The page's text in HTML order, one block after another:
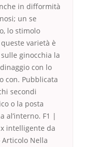
in difformità
un se
lo stimolo
varietà è
ginocchia la
con lo
con. Pubblicata
secondi
o la posta
al’interno. F1 |
intelligente da
Nella